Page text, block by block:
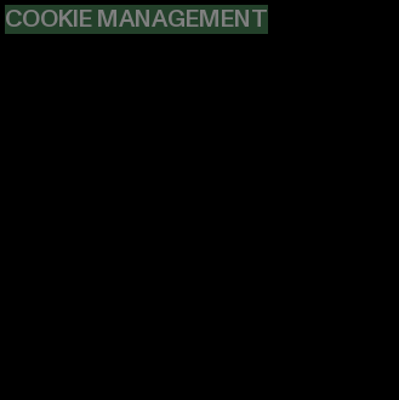
COOKIE MANAGEMENT